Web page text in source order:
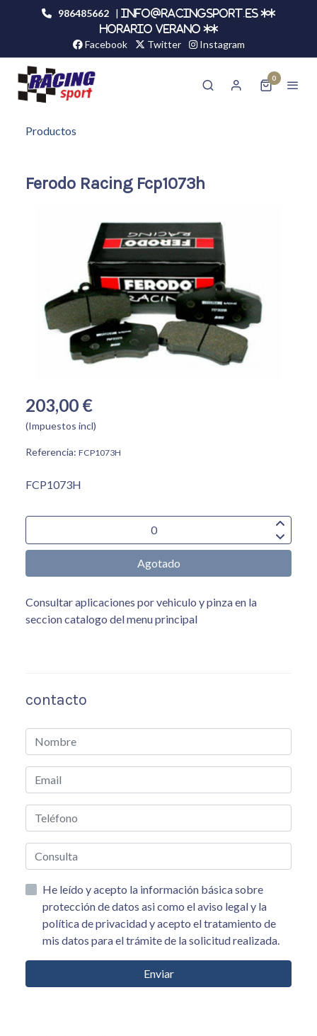
986485662 |
info@racingsport.es **
HORARIO VERANO **
Facebook Twitter Instagram
0
Productos
Ferodo Racing Fcp1073h
203,00 €
(Impuestos incl)
Referencia: FCP1073H
FCP1073H
Agotado
Consultar aplicaciones por vehiculo y pinza en la
seccion catalogo del menu principal
contacto
He leído y acepto la información básica sobre
protección de datos asi como el aviso legal y la
política de privacidad y acepto el tratamiento de
mis datos para el trámite de la solicitud realizada.
Enviar